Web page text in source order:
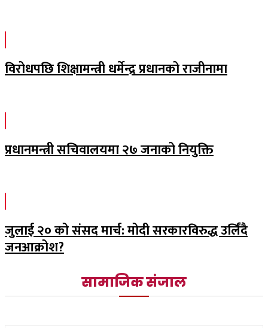
विरोधपछि शिक्षामन्त्री धर्मेन्द्र प्रधानको राजीनामा
प्रधानमन्त्री सचिवालयमा २७ जनाको नियुक्ति
जुलाई २० को संसद मार्च: मोदी सरकारविरुद्ध उर्लिंदै
जनआक्रोश?
सामाजिक संजाल